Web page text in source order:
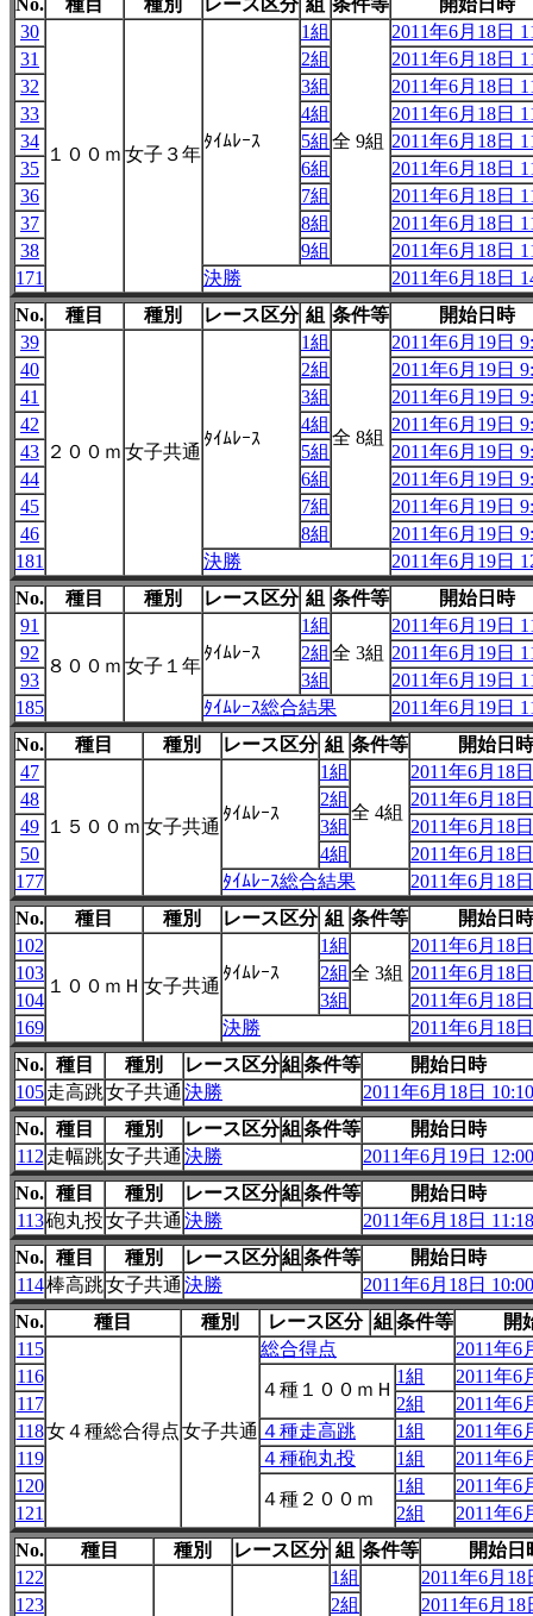
No. 種目 種別 レース区分 組 条件等
開始日時
30
１００ｍ 女子３年
ﾀｲﾑﾚｰｽ
1組
全 9組
2011年6月18日
31
2組
2011年6月18日
32
3組
2011年6月18日
33
4組
2011年6月18日
34
5組
2011年6月18日
35
6組
2011年6月18日
36
7組
2011年6月18日
37
8組
2011年6月18日
38
9組
2011年6月18日
171
決勝
2011年6月18日
No.
種目 種別 レース区分 組 条件等
開始日時
39
２００ｍ 女子共通
ﾀｲﾑﾚｰｽ
1組
全 8組
2011年6月19日
40
2組
2011年6月19日
41
3組
2011年6月19日
42
4組
2011年6月19日
43
5組
2011年6月19日
44
6組
2011年6月19日
45
7組
2011年6月19日
46
8組
2011年6月19日
181
決勝
2011年6月19日
No.
種目 種別 レース区分 組 条件等
開始日時
91
８００ｍ 女子１年
ﾀｲﾑﾚｰｽ
1組
全 3組
2011年6月19日
92
2組
2011年6月19日
93
3組
2011年6月19日
185
ﾀｲﾑﾚｰｽ総合結果
2011年6月19日
No.
種目 種別 レース区分 組 条件等
開始日時
47
１５００ｍ 女子共通
ﾀｲﾑﾚｰｽ
1組
全 4組
2011年6月18
48
2組
2011年6月18
49
3組
2011年6月18
50
4組
2011年6月18
177
ﾀｲﾑﾚｰｽ総合結果
2011年6月18
No.
種目 種別 レース区分 組 条件等
開始日時
102
１００ｍＨ 女子共通
ﾀｲﾑﾚｰｽ
1組
全 3組
2011年6月18
103
2組
2011年6月18
104
3組
2011年6月18
169
決勝
2011年6月18
No. 種目 種別 レース区分組 条件等
開始日時
105走高跳女子共通 決勝
2011年6月18日 10:10
No. 種目 種別 レース区分組 条件等
開始日時
112 走幅跳女子共通 決勝
2011年6月19日 12:00
No. 種目 種別 レース区分組 条件等
開始日時
113砲丸投女子共通 決勝
2011年6月18日 11:18
No. 種目 種別 レース区分組 条件等
開始日時
114棒高跳女子共通 決勝
2011年6月18日 10:00
No.
種目 種別 レース区分 組 条件等
開
115
女４種総合得点女子共通
総合得点
2011年6
116
４種１００ｍＨ
1組
2011年6
117
2組
2011年6
118
４種走高跳 1組
2011年6
119
４種砲丸投 1組
2011年6
120
４種２００ｍ
1組
2011年6
121
2組
2011年6
No.
種目 種別 レース区分 組 条件等
開始日
122
1組
2011年6月18
123
2組
2011年6月18